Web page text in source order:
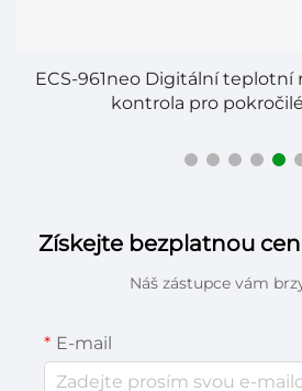
ECS-961neo Digitální teplotní
kontrola pro
Získejte bezplatnou
Náš zástupce vám
E-mail